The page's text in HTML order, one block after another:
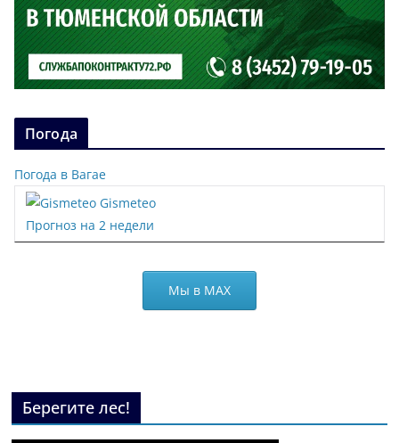
Погода
Погода в Вагае
Gismeteo
Прогноз на 2 недели
Мы в МАХ
Берегите лес!